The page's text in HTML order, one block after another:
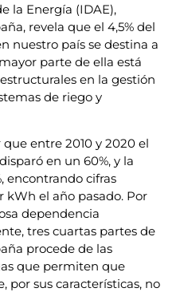
la Energía (IDAE),
revela que el 4,5% del
nuestro país se destina a
parte de ella está
en la gestión
de riego y
entre 2010 y 2020 el
en un 60%, y la
encontrando cifras
el año pasado. Por
dependencia
tres cuartas partes de
procede de las
que permiten que
por sus características, no